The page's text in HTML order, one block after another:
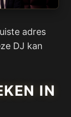
adres
DJ kan
IN